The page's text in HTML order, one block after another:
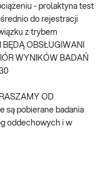
- prolaktyna test
do rejestracji
z trybem
OBSŁUGIWANI
WYNIKÓW BADAŃ
OD
są pobierane badania
oddechowych i w